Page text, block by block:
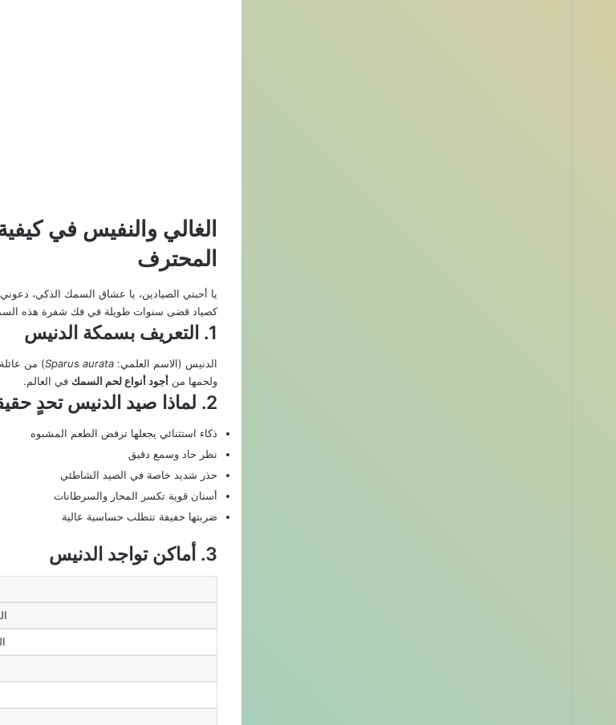
المحترف
يا أحبتي الصيادين، يا عشاق السمك الذكي،
كصياد قضى سنوات طويلة في فك شفرة هذه
1. التعريف بسمكة الدنيس
الدنيس (الاسم العلمي: Sparus aurata) من عائلة
ولحمها من أجود أنواع لحم السمك في العالم.
2. لماذا صيد الدنيس تحدٍ حقيقي؟
ذكاء استثنائي يجعلها ترفض الطعم المشبوه
نظر حاد وسمع دقيق
حذر شديد خاصة في الصيد الشاطئي
أسنان قوية تكسر المحار والسرطانات
ضربتها خفيفة تتطلب حساسية عالية
3. أماكن تواجد الدنيس